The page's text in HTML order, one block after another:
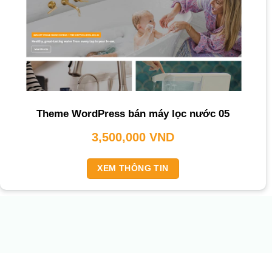
Theme WordPress bán máy lọc nước 05
3,500,000 VND
XEM THÔNG TIN